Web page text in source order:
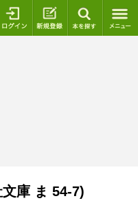
ログイン 新規登録
庫 ま 54-7)